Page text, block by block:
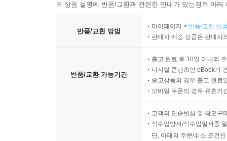
※ 상품 설명에 반품/교환과 관련한 안내가 있는경우 아
반품/교환 방법
마이페이지 > 반품/교환 신
판매자 배송 상품은 판매자
반품/교환 가능기간
출고 완료 후 10일 이내의
디지털 콘텐츠인 eBook의
중고상품의 경우 출고 완료
모바일 쿠폰의 경우 유효기
고객의 단순변심 및 착오구
직수입양서/직수입일서중
단, 아래의 주문/취소 조건